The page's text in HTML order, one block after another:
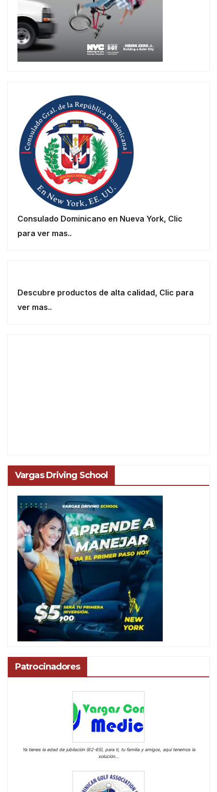
Consulado Dominicano en Nueva York, Clic
para ver mas..
Descubre productos de alta calidad, Clic para
ver mas..
Vargas Driving School
Patrocinadores
Ya tienes la edad de jubilación (62-65), para ti, tu familia y amigos, aquí tenemos la
solución…